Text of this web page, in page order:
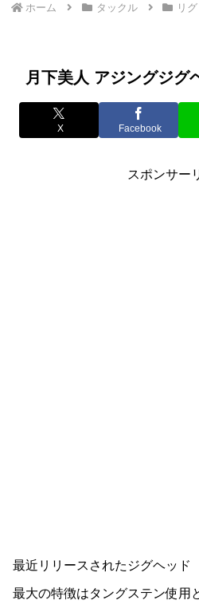
ホーム タックル リグ
月下美人 アジングジグ
X Facebook
スポンサー
最近リリースされたジグヘッド
最大の特徴はタングステン使用